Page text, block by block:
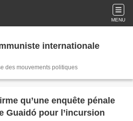
MENU
internationale
des mouvements politiques
qu’une enquête pénale
Guaidó pour l’incursion